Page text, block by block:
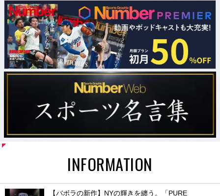
INFORMATION
【バボラの新作】NYの輝きを纏う。「PURE